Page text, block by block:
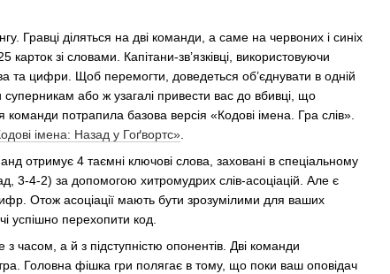
Гравці діляться на дві команди, а саме на червоних і синіх
зі словами. Капітани-зв’язківці, використовуючи
та цифри. Щоб перемогти, доведеться об’єднувати в одній
або ж узагалі привести вас до вбивці, що
потрапила базова версія «Кодові імена. Гра слів».
імена: Назад у Гоґвортс»
отримує 4 таємні ключові слова, заховані в спеціальному
3-4-2) за допомогою хитромудрих слів-асоціацій. Але є
Отож асоціації мають бути зрозумілими для ваших
успішно перехопити код.
а й з підступністю опонентів. Дві команди
Головна фішка гри полягає в тому, що поки ваш оповідач